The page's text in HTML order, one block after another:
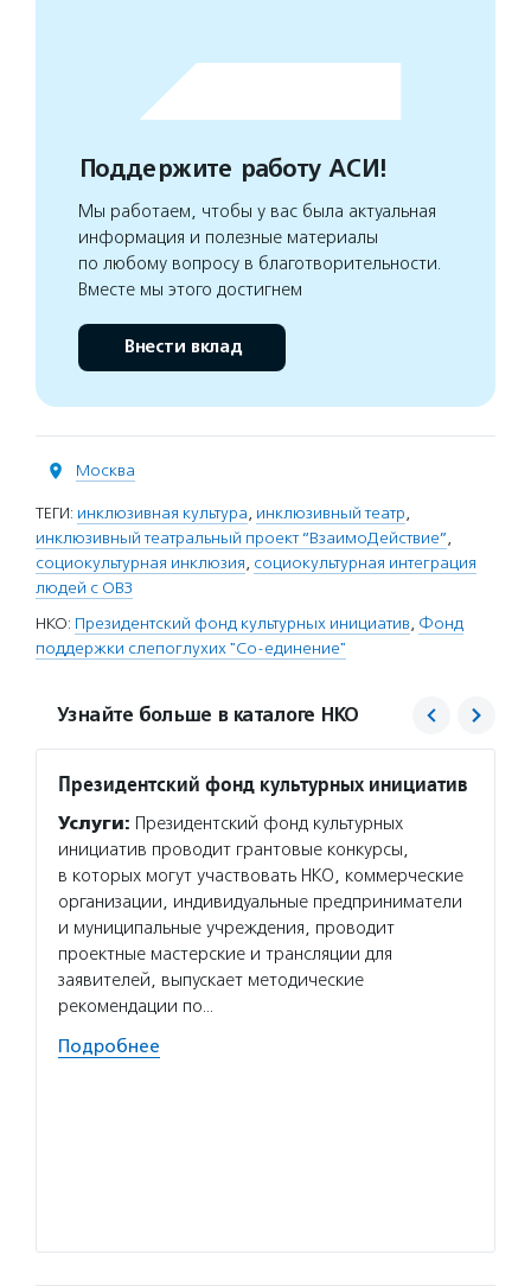
Поддержите работу АСИ!
Мы работаем, чтобы у вас была актуальная
информация и полезные материалы
по любому вопросу в благотворительности.
Вместе мы этого достигнем
Внести вклад
Москва
ТЕГИ: инклюзивная культура, инклюзивный театр,
инклюзивный театральный проект “ВзаимоДействие”,
социокультурная инклюзия, социокультурная интеграция
людей с ОВЗ
НКО: Президентский фонд культурных инициатив, Фонд
поддержки слепоглухих "Со-единение"
Узнайте больше в каталоге НКО
Президентский фонд культурных инициатив
Услуги: Президентский фонд культурных
инициатив проводит грантовые конкурсы,
в которых могут участвовать НКО, коммерческие
организации, индивидуальные предприниматели
и муниципальные учреждения, проводит
проектные мастерские и трансляции для
заявителей, выпускает методические
рекомендации по…
Подробнее